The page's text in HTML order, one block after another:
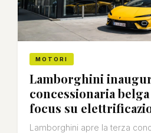
MOTORI
Lamborghini
concessionaria
focus su
Lamborghini apre la terza